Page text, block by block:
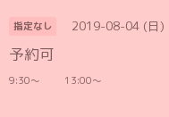
指定なし 2019-08-04 (日)
予約可
9:30〜 13:00〜